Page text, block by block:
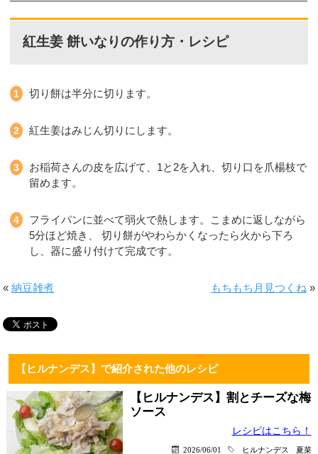
紅生姜 餅いなりの作り方・レシピ
切り餅は半分に切ります。
紅生姜はみじん切りにします。
お稲荷さんの皮を広げて、1と2を入れ、切り口を爪楊枝で
留めます。
フライパンに並べて弱火で熱します。こまめに返しながら
5分ほど焼き、 切り餅がやわらかくなったら火から下ろ
し、器に盛り付けて完成です。
«納豆雑煮 もちもち月見つくね »
【ヒルナンデス】で紹介された他のレシピ
【ヒルナンデス】割とチーズな梅
ソース
レシピはこちら！
2026/06/01 ヒルナンデス 夏菜